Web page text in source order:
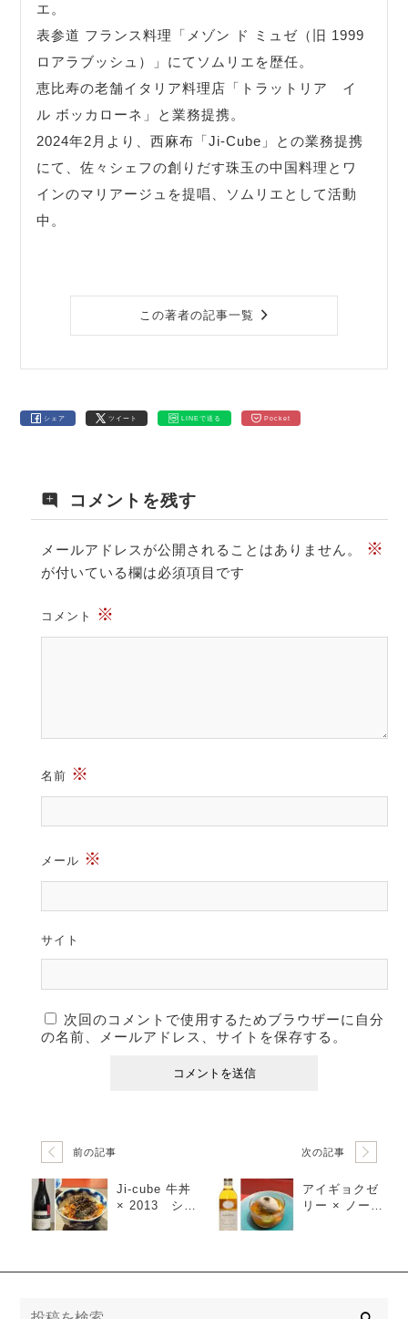
エ。
表参道 フランス料理「メゾン ド ミュゼ（旧 1999
ロアラブッシュ）」にてソムリエを歴任。
恵比寿の老舗イタリア料理店「トラットリア イ
ル ボッカローネ」と業務提携。
2024年2月より、西麻布「Ji-Cube」との業務提携
にて、佐々シェフの創りだす珠玉の中国料理とワ
インのマリアージュを提唱、ソムリエとして活動
中。
この著者の記事一覧
シェア ツイート LINEで送る Pocket
コメントを残す
メールアドレスが公開されることはありません。 ※
が付いている欄は必須項目です
コメント ※
名前 ※
メール ※
サイト
次回のコメントで使用するためブラウザーに自分
の名前、メールアドレス、サイトを保存する。
前の記事
Ji-cube 牛丼
× 2013 ショ
レード ヒル
次の記事
アイギョクゼ
リー × ノーブ
ナ オースト